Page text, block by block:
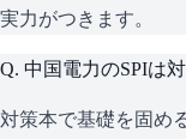
実力がつきます。
Q. 中国電力のSPIは
対策本で基礎を固め